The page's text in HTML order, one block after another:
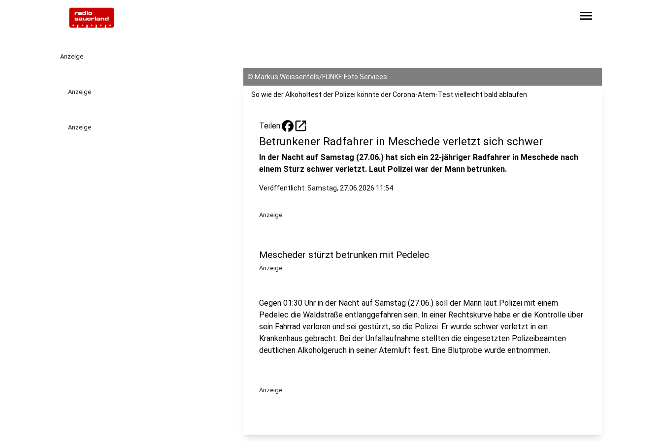
menu
Anzeige
Anzeige
Anzeige
© Markus Weissenfels/FUNKE Foto Services
So wie der Alkoholtest der Polizei könnte der Corona-Atem-Test vielleicht bald ablaufen
Teilen: open_in_new
Betrunkener Radfahrer in Meschede verletzt sich schwer
In der Nacht auf Samstag (27.06.) hat sich ein 22-jähriger Radfahrer in Meschede nach
einem Sturz schwer verletzt. Laut Polizei war der Mann betrunken.
Veröffentlicht: Samstag, 27.06.2026 11:54
Anzeige
Mescheder stürzt betrunken mit Pedelec
Anzeige
Gegen 01:30 Uhr in der Nacht auf Samstag (27.06.) soll der Mann laut Polizei mit einem
Pedelec die Waldstraße entlanggefahren sein. In einer Rechtskurve habe er die Kontrolle über
sein Fahrrad verloren und sei gestürzt, so die Polizei. Er wurde schwer verletzt in ein
Krankenhaus gebracht. Bei der Unfallaufnahme stellten die eingesetzten Polizeibeamten
deutlichen Alkoholgeruch in seiner Atemluft fest. Eine Blutprobe wurde entnommen.
Anzeige